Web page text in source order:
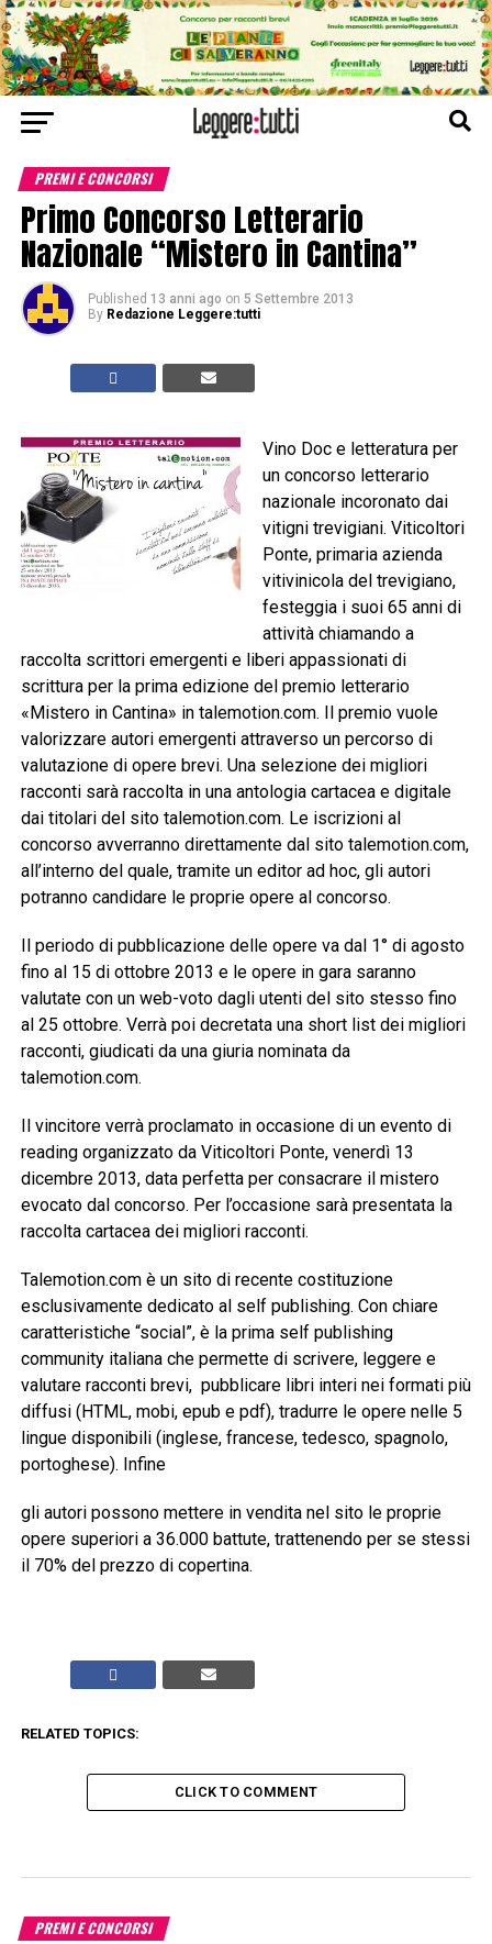
PREMI E CONCORSI
Primo Concorso Letterario
Nazionale “Mistero in Cantina”
Published 13 anni ago on 5 Settembre 2013
By Redazione Leggere:tutti
Vino Doc e letteratura per
un concorso letterario
nazionale incoronato dai
vitigni trevigiani. Viticoltori
Ponte, primaria azienda
vitivinicola del trevigiano,
festeggia i suoi 65 anni di
attività chiamando a
raccolta scrittori emergenti e liberi appassionati di
scrittura per la prima edizione del premio letterario
«Mistero in Cantina» in talemotion.com. Il premio vuole
valorizzare autori emergenti attraverso un percorso di
valutazione di opere brevi. Una selezione dei migliori
racconti sarà raccolta in una antologia cartacea e digitale
dai titolari del sito talemotion.com. Le iscrizioni al
concorso avverranno direttamente dal sito talemotion.com,
all’interno del quale, tramite un editor ad hoc, gli autori
potranno candidare le proprie opere al concorso.
Il periodo di pubblicazione delle opere va dal 1° di agosto
fino al 15 di ottobre 2013 e le opere in gara saranno
valutate con un web-voto dagli utenti del sito stesso fino
al 25 ottobre. Verrà poi decretata una short list dei migliori
racconti, giudicati da una giuria nominata da
talemotion.com.
Il vincitore verrà proclamato in occasione di un evento di
reading organizzato da Viticoltori Ponte, venerdì 13
dicembre 2013, data perfetta per consacrare il mistero
evocato dal concorso. Per l’occasione sarà presentata la
raccolta cartacea dei migliori racconti.
Talemotion.com è un sito di recente costituzione
esclusivamente dedicato al self publishing. Con chiare
caratteristiche “social”, è la prima self publishing
community italiana che permette di scrivere, leggere e
valutare racconti brevi, pubblicare libri interi nei formati più
diffusi (HTML, mobi, epub e pdf), tradurre le opere nelle 5
lingue disponibili (inglese, francese, tedesco, spagnolo,
portoghese). Infine
gli autori possono mettere in vendita nel sito le proprie
opere superiori a 36.000 battute, trattenendo per se stessi
il 70% del prezzo di copertina.
RELATED TOPICS:
CLICK TO COMMENT
PREMI E CONCORSI